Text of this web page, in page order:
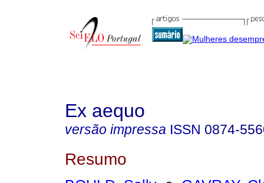
Ex aequo
versão impressa ISSN 0874-
Resumo